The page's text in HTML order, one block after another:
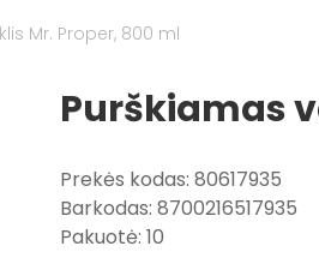
Mr. Proper, 800 ml
Purškiamas
Prekės kodas: 80617935
Barkodas: 8700216517935
Pakuotė: 10